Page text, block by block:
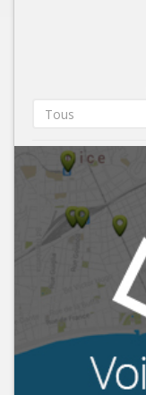
Tous